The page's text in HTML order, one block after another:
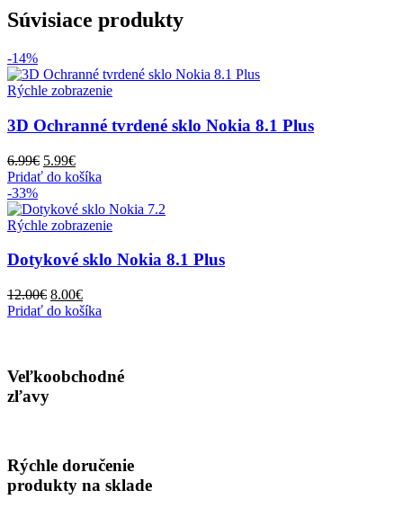
Súvisiace produkty
-14%
Rýchle zobrazenie
3D Ochranné tvrdené sklo Nokia 8.1 Plus
6.99€ Pôvodná
cena
6.99€.
5.99€Aktuálna
cena
5.99€.
Pridať do košíka
-33%
Rýchle zobrazenie
Dotykové sklo Nokia 8.1 Plus
12.00€ Pôvodná
cena
8.00€Aktuálna
cena
Pridať do košíka
Veľkoobchodné
zľavy
Rýchle doručenie
produkty na sklade